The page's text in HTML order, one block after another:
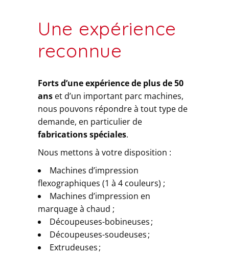
Une expérience
reconnue
Forts d’une expérience de plus de 50
ans et d’un important parc machines,
nous pouvons répondre à tout type de
demande, en particulier de
fabrications spéciales.
Nous mettons à votre disposition :
Machines d’impression
flexographiques (1 à 4 couleurs) ;
Machines d’impression en
marquage à chaud ;
Découpeuses-bobineuses ;
Découpeuses-soudeuses ;
Extrudeuses ;